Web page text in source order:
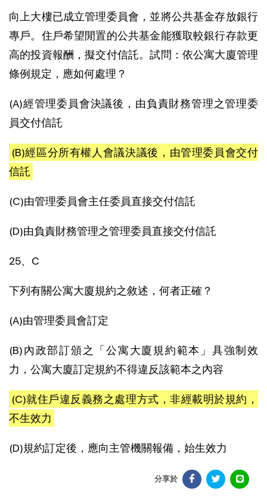
向上大樓已成立管理委員會，並將公共基金存放銀行
專戶。住戶希望閒置的公共基金能獲取較銀行存款更
高的投資報酬，擬交付信託。試問：依公寓大廈管理
條例規定，應如何處理？
(A)經管理委員會決議後，由負責財務管理之管理委
員交付信託
(B)經區分所有權人會議決議後，由管理委員會交付
信託
(C)由管理委員會主任委員直接交付信託
(D)由負責財務管理之管理委員直接交付信託
25、C
下列有關公寓大廈規約之敘述，何者正確？
(A)由管理委員會訂定
(B)內政部訂頒之「公寓大廈規約範本」具強制效
力，公寓大廈訂定規約不得違反該範本之內容
(C)就住戶違反義務之處理方式，非經載明於規約，
不生效力
(D)規約訂定後，應向主管機關報備，始生效力
分享於